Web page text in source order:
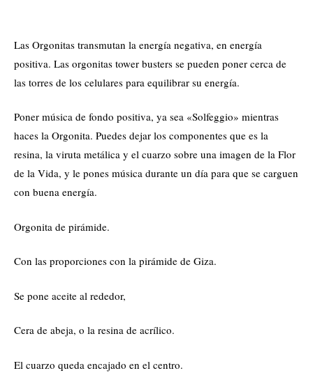
Las Orgonitas transmutan la energía negativa, en energía
positiva. Las orgonitas tower busters se pueden poner cerca de
las torres de los celulares para equilibrar su energía.
Poner música de fondo positiva, ya sea «Solfeggio» mientras
haces la Orgonita. Puedes dejar los componentes que es la
resina, la viruta metálica y el cuarzo sobre una imagen de la Flor
de la Vida, y le pones música durante un día para que se carguen
con buena energía.
Orgonita de pirámide.
Con las proporciones con la pirámide de Giza.
Se pone aceite al rededor,
Cera de abeja, o la resina de acrílico.
El cuarzo queda encajado en el centro.